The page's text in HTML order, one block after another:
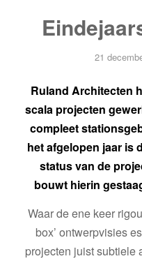
21
Ruland Architecten
scala projecten
compleet
het afgelopen jaar is
status van de
bouwt hierin
Waar de ene keer
box’ ontwerpvisies
projecten juist subtiele